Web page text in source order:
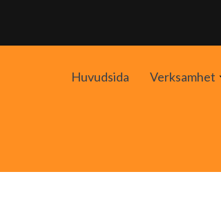
Huvudsida Verksamhet